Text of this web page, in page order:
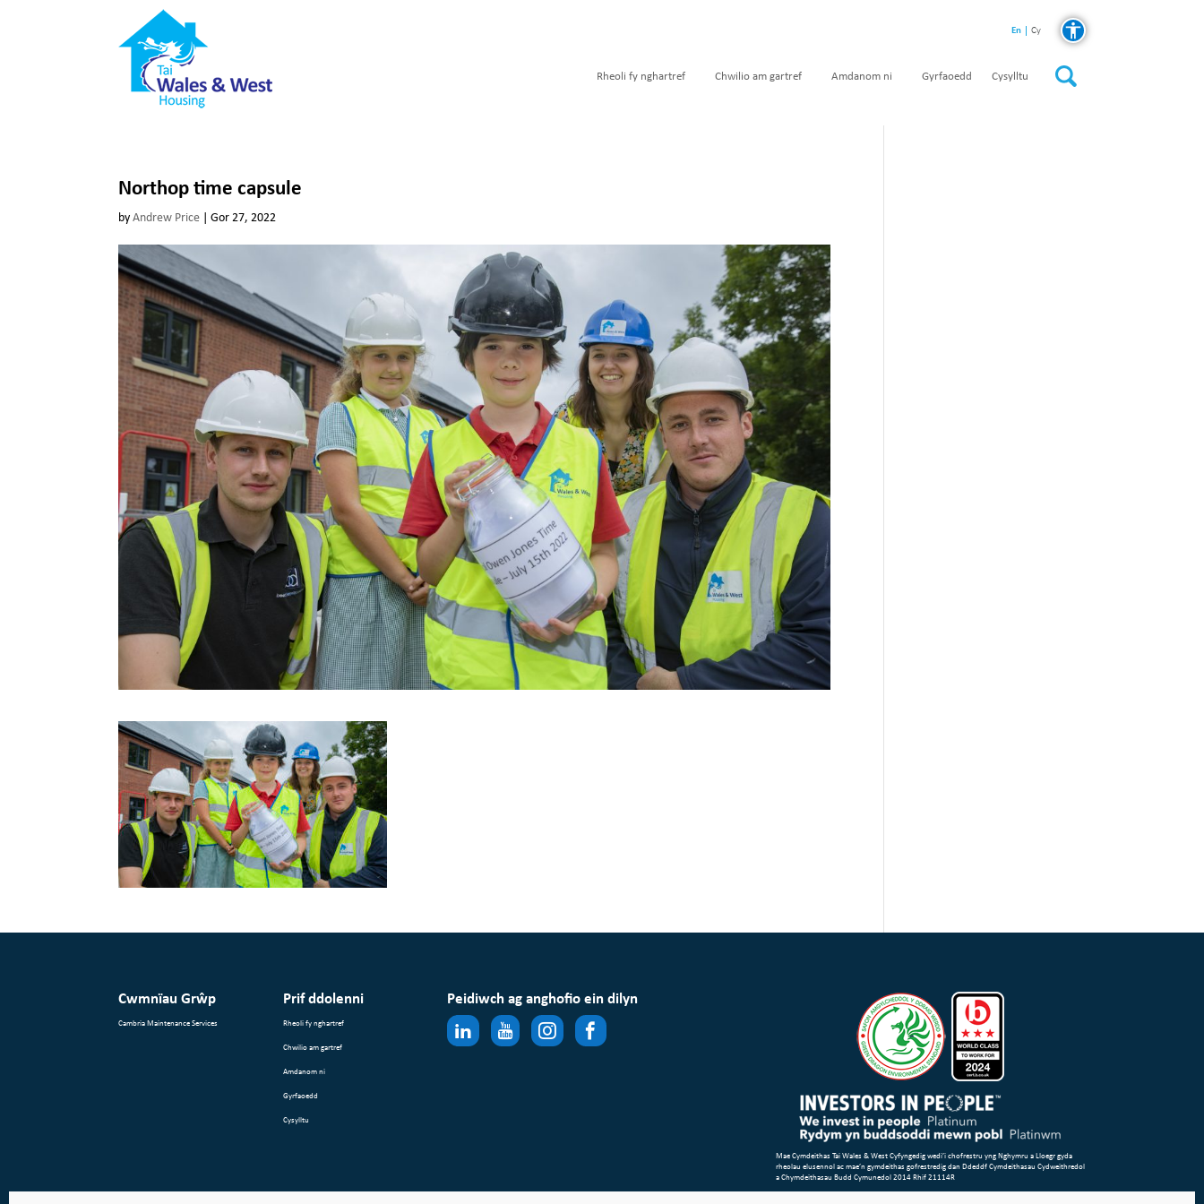
En Cy
Rheoli fy nghartref Chwilio am gartref Amdanom ni Gyrfaoedd Cysylltu
Northop time capsule
byAndrew Price | Gor 27, 2022
Cwmnïau Grŵp
Cambria Maintenance Services
Prif ddolenni
Rheoli fy nghartref
Chwilio am gartref
Amdanom ni
Gyrfaoedd
Cysylltu
Peidiwch ag anghofio ein dilyn
Mae Cymdeithas Tai Wales & West Cyfyngedig wedi’i chofrestru yng Nghymru a Lloegr gyda
rheolau elusennol ac mae’n gymdeithas gofrestredig dan Ddeddf Cymdeithasau Cydweithredol
a Chymdeithasau Budd Cymunedol 2014 Rhif 21114R